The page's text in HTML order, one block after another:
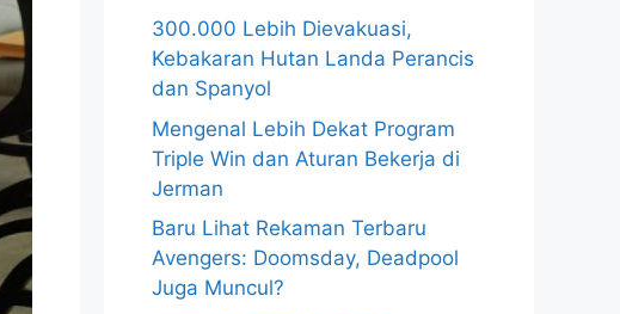
300.000 Lebih Dievakuasi,
Kebakaran Hutan Landa Perancis
dan Spanyol
Mengenal Lebih Dekat Program
Triple Win dan Aturan Bekerja di
Jerman
Baru Lihat Rekaman Terbaru
Avengers: Doomsday, Deadpool
Juga Muncul?